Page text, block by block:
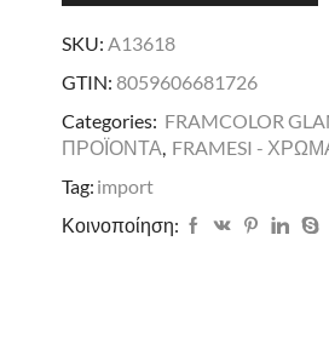
SKU: A13618
GTIN: 8059606681726
Categories: FRAMCOLOR
ΠΡΟΪΟΝΤΑ FRAMESI -
Tag: import
Κοινοποίηση: